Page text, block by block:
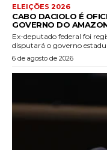
ELEIÇÕES 2026
CABO DACIOLO É
GOVERNO DO
Ex-deputado federal foi
disputará o governo
6 de agosto de 2026